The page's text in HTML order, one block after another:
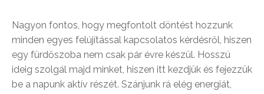
Nagyon fontos, hogy megfontolt döntést hozzunk
minden egyes felújítással kapcsolatos kérdésről, hiszen
egy fürdőszoba nem csak pár évre készül. Hosszú
ideig szolgál majd minket, hiszen itt kezdjük és fejezzük
be a napunk aktív részét. Szánjunk rá elég energiát,